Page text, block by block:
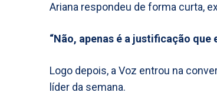
Ariana respondeu de forma curta,
“Não, apenas é a justificação que
Logo depois, a Voz entrou na
líder da semana.